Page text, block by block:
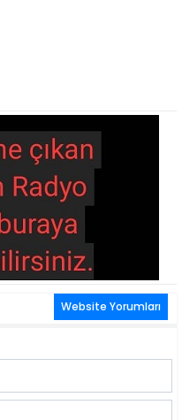
Website Yorumları